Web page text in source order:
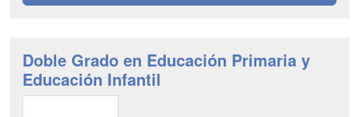
Doble Grado en Educación Primaria y
Educación Infantil